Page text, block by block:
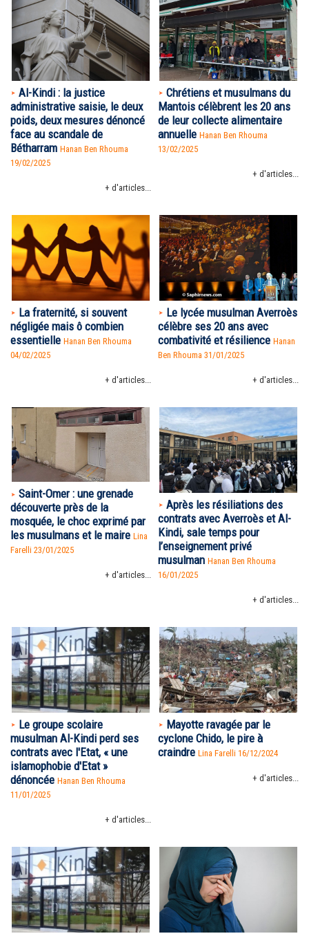
Al-Kindi : la justice
administrative saisie, le deux
poids, deux mesures dénoncé
face au scandale de
Bétharram Hanan Ben Rhouma
19/02/2025
+ d'articles...
Chrétiens et musulmans du
Mantois célèbrent les 20 ans
de leur collecte alimentaire
annuelle Hanan Ben Rhouma
13/02/2025
+ d'articles...
La fraternité, si souvent
négligée mais ô combien
essentielle Hanan Ben Rhouma
04/02/2025
+ d'articles...
Le lycée musulman Averroès
célèbre ses 20 ans avec
combativité et résilience Hanan
Ben Rhouma 31/01/2025
+ d'articles...
Saint-Omer : une grenade
découverte près de la
mosquée, le choc exprimé par
les musulmans et le maire Lina
Farelli 23/01/2025
+ d'articles...
Après les résiliations des
contrats avec Averroès et Al-
Kindi, sale temps pour
l’enseignement privé
musulman Hanan Ben Rhouma
16/01/2025
+ d'articles...
Le groupe scolaire
musulman Al-Kindi perd ses
contrats avec l'Etat, « une
islamophobie d'Etat »
dénoncée Hanan Ben Rhouma
11/01/2025
+ d'articles...
Mayotte ravagée par le
cyclone Chido, le pire à
craindre Lina Farelli 16/12/2024
+ d'articles...